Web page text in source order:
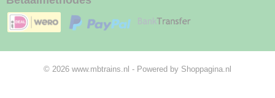
© 2026 www.mbtrains.nl - Powered by Shoppagina.nl